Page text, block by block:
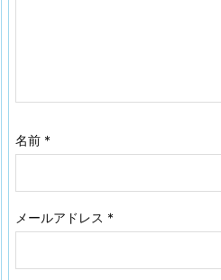
名前 *
メールアドレス *